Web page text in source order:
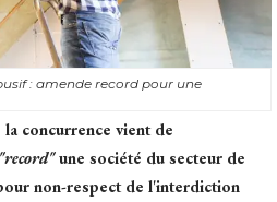
: amende record pour une
concurrence vient de
"record"une société du secteur de
non-respect de l'interdiction